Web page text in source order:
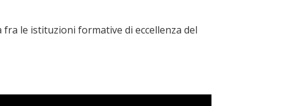
le istituzioni formative di eccellenza del